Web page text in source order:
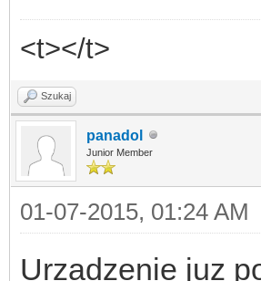
<t></t>
Szukaj
panadol
Junior Member
01-07-2015, 01:24 AM
Urzadzenie juz